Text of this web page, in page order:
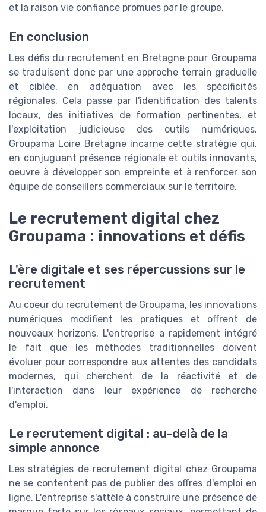
et la raison vie confiance promues par le groupe.
En conclusion
Les défis du recrutement en Bretagne pour Groupama
se traduisent donc par une approche terrain graduelle
et ciblée, en adéquation avec les spécificités
régionales. Cela passe par l'identification des talents
locaux, des initiatives de formation pertinentes, et
l'exploitation judicieuse des outils numériques.
Groupama Loire Bretagne incarne cette stratégie qui,
en conjuguant présence régionale et outils innovants,
oeuvre à développer son empreinte et à renforcer son
équipe de conseillers commerciaux sur le territoire.
Le recrutement digital chez
Groupama : innovations et défis
L'ère digitale et ses répercussions sur le
recrutement
Au coeur du recrutement de Groupama, les innovations
numériques modifient les pratiques et offrent de
nouveaux horizons. L'entreprise a rapidement intégré
le fait que les méthodes traditionnelles doivent
évoluer pour correspondre aux attentes des candidats
modernes, qui cherchent de la réactivité et de
l'interaction dans leur expérience de recherche
d'emploi.
Le recrutement digital : au-delà de la
simple annonce
Les stratégies de recrutement digital chez Groupama
ne se contentent pas de publier des offres d'emploi en
ligne. L'entreprise s'attèle à construire une présence de